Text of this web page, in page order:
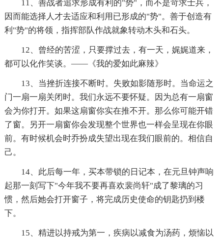
11、善战者追求形成有利的"势"，而不是苛求士兵，
因而能选择人才去适应和利用已形成的"势"。善于创造有
利"势"的将领，指挥部队作战就象转动木头和石头。
12、曾经的苦涩，只要撑过去，有一天，娓娓道来，
都可以化作笑谈。——《我的爱如此麻辣》
13、当挫折连接不断时。失败如影随形时。当命运之
门一扇一扇关闭时。我们永远不要怀疑。因为总有一扇窗
会为你打开。如果这扇窗你实在推不开。那么你可能开错
了窗。另开一扇窗你会发现整个世界也一样会呈现在你眼
前。有时候机会时乔扮成失望出现在我们眼前的。相信自
己。
14、此后每一年，买本带锁的日记本，在元旦钟声响
起那一刻写下"今年我不要再喜欢裴尚轩"成了黎璃的习
惯，然后她会打开窗子，将完成历史使命的钥匙扔到楼
下。
15、精进以持戒为第一，疾病以减食为汤药，烦恼以